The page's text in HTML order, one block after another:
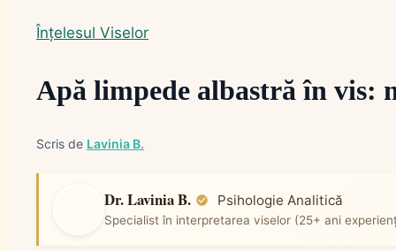
Înțelesul Viselor
Apă limpede albastră în vis:
Scris de Lavinia B.
Dr. Lavinia B. Psihologie Analitică
Specialist în interpretarea viselor (25+ ani